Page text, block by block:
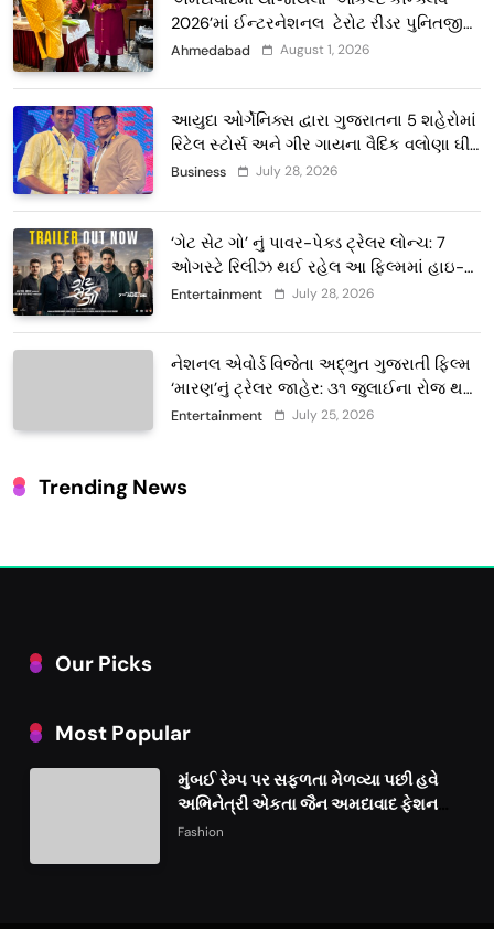
2026’માં ઈન્ટરનેશનલ ટેરોટ રીડર પુનિતજી
લુલ્લા એ ટેરોટ કાર્ડ રીડિંગ અંગે માહિતી આપી
Ahmedabad August 1, 2026
આયુદા ઓર્ગેનિક્સ દ્વારા ગુજરાતના 5 શહેરોમાં
રિટેલ સ્ટોર્સ અને ગીર ગાયના વૈદિક વલોણા ઘી-
દૂધની શુદ્ધ સેવાઓ સાથે વ્યાપક વિસ્તરણ
Business July 28, 2026
‘ગેટ સેટ ગો’ નું પાવર-પેક્ડ ટ્રેલર લોન્ચ: 7
ઓગસ્ટે રિલીઝ થઈ રહેલ આ ફિલ્મમાં હાઇ-
ટેક VFX જોવા મળશે
Entertainment July 28, 2026
નેશનલ એવોર્ડ વિજેતા અદ્ભુત ગુજરાતી ફિલ્મ
‘મારણ’નું ટ્રેલર જાહેર: ૩૧ જુલાઈના રોજ થશે
થિયેટરોમાં રિલીઝ
Entertainment July 25, 2026
Trending News
Our Picks
Most Popular
મુંબઈ રેમ્પ પર સફળતા મેળવ્યા પછી હવે
અભિનેત્રી એકતા જૈન અમદાવાદ ફેશન
વીકમાં પોતાની પ્રતિભા પ્રદર્શિત કરશે
Fashion